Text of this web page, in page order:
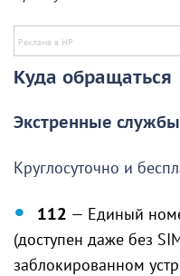
Куда обращаться
Экстренные
Круглосуточно и
112 — Единый
(доступен даже без
заблокированном